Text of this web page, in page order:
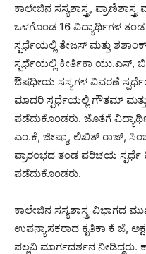
ಕಾಲೇಜಿನ ಸಸ್ಯಶಾಸ್ತ್ರ,
ಒಳಗೊಂಡ 16 ವಿದ್ಯಾರ್ಥಿಗಳ
ಸ್ಪರ್ಧೆಯಲ್ಲಿ ತೇಜಸ್ ಮತ್ತು
ಸ್ಪರ್ಧೆಯಲ್ಲಿ ಕೀರ್ತಿಕಾ ಯು.ಎಸ್,
ಔಷಧೀಯ ಸಸ್ಯಗಳ ವಿವರಣೆ
ಮಾದರಿ ಸ್ಪರ್ಧೆಯಲ್ಲಿ ಗೌತಮ್
ಪಡೆದುಕೊಂಡರು. ಜೊತೆಗೆ
ಎಂ.ಕೆ, ಜೀಷ್ಮಾ, ಲಿಖಿತ್ ರಾಜ್,
ಪ್ರಾರಂಭದ ತಂಡ ಪರಿಚಯ ಸ್ಪರ್ಧೆ
ಪಡೆದುಕೊಂಡರು.
ಕಾಲೇಜಿನ ಸಸ್ಯಶಾಸ್ತ್ರ ವಿಭಾಗದ
ಉಪನ್ಯಾಸಕರಾದ ಕೃತಿಕಾ ಕೆ ಜೆ,
ಪಲ್ಲವಿ ಮಾರ್ಗದರ್ಶನ